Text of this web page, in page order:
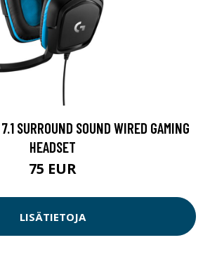
SURROUND SOUND WIRED GAMING
HEADSET
75 EUR
LISÄTIETOJA